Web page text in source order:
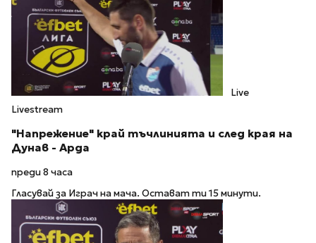
Live
Livestream
"Напрежение" край тъчлинията и след края на
Дунав - Арда
преди 8 часа
Гласувай за Играч на мача. Остават ти 15 минути.